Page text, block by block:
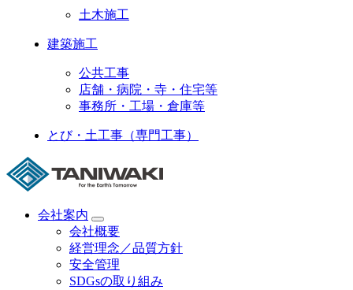
土木施工
建築施工
公共工事
店舗・病院・寺・住宅等
事務所・工場・倉庫等
とび・土工事（専門工事）
会社案内
会社概要
経営理念／品質方針
安全管理
SDGsの取り組み